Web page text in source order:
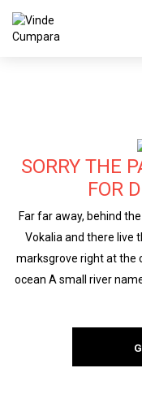
SORRY THE
FOR
Far far away, behind
Vokalia and there live
marksgrove right at the
ocean A small river